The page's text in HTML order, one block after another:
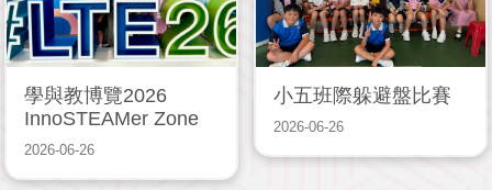
學與教博覽2026
InnoSTEAMer Zone
2026-06-26
小五班際躲避盤比賽
2026-06-26